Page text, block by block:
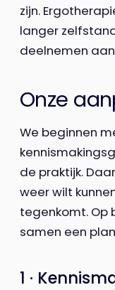
zijn.
langer
deelnemen
Onze
We beginnen
de praktijk.
weer wilt
tegenkomt. Op
samen een
1 ·